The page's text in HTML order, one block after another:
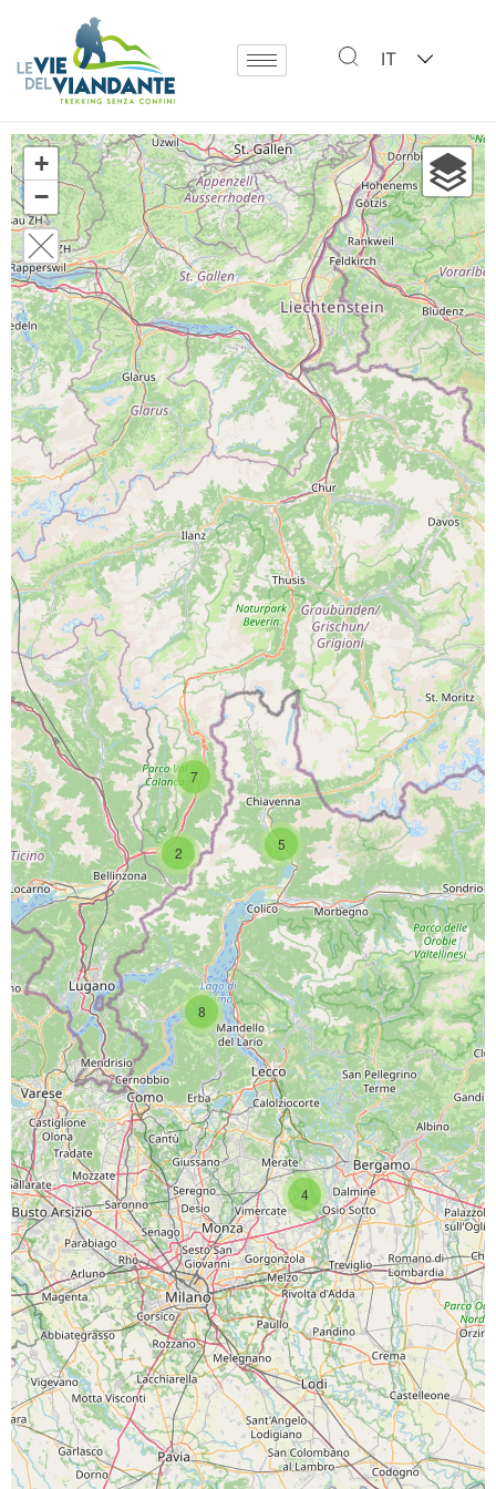
IT
4
8
5
2
7
+
−
PROGETTO CO-FINANZIATO DA:
CAPOFILA:
PARTNER DI PROGETTO:
SCARICA L'APP
PAGINE SOCIAL